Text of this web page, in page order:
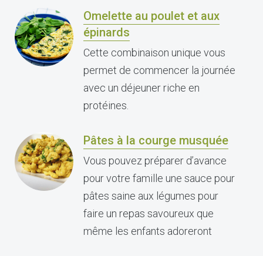
Omelette au poulet et aux
épinards
Cette combinaison unique vous
permet de commencer la journée
avec un déjeuner riche en
protéines.
Pâtes à la courge musquée
Vous pouvez préparer d’avance
pour votre famille une sauce pour
pâtes saine aux légumes pour
faire un repas savoureux que
même les enfants adoreront